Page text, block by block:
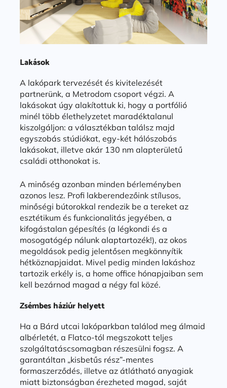
Lakások
A lakópark tervezését és kivitelezését
partnerünk, a Metrodom csoport végzi. A
lakásokat úgy alakítottuk ki, hogy a portfólió
minél több élethelyzetet maradéktalanul
kiszolgáljon: a választékban találsz majd
egyszobás stúdiókat, egy-két hálószobás
lakásokat, illetve akár 130 nm alapterületű
családi otthonokat is.
A minőség azonban minden bérleményben
azonos lesz. Profi lakberendezőink stílusos,
minőségi bútorokkal rendezik be a tereket az
esztétikum és funkcionalitás jegyében, a
kifogástalan gépesítés (a légkondi és a
mosogatógép nálunk alaptartozék!), az okos
megoldások pedig jelentősen megkönnyítik
hétköznapjaidat. Mivel pedig minden lakáshoz
tartozik erkély is, a home office hónapjaiban sem
kell bezárnod magad a négy fal közé.
Zsémbes háziúr helyett
Ha a Bárd utcai lakóparkban találod meg álmaid
albérletét, a Flatco-tól megszokott teljes
szolgáltatáscsomagban részesülni fogsz. A
garantáltan „kisbetűs rész”-mentes
formaszerződés, illetve az átlátható anyagiak
miatt biztonságban érezheted magad, saját